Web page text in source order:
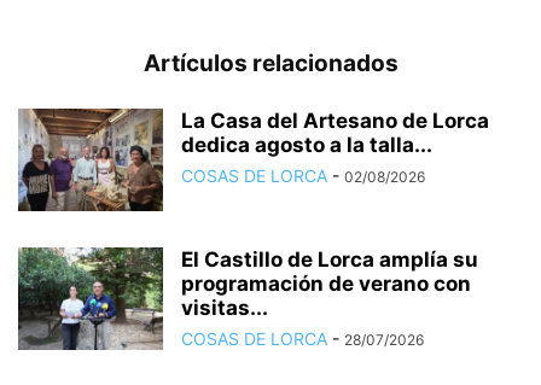
Artículos relacionados
La Casa del Artesano de Lorca
dedica agosto a la talla...
COSAS DE LORCA - 02/08/2026
El Castillo de Lorca amplía su
programación de verano con
visitas...
COSAS DE LORCA - 28/07/2026